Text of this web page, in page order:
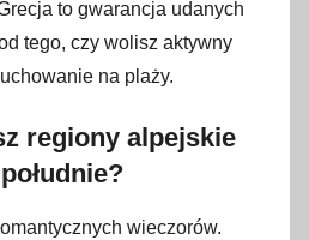
to gwarancja udanych
tego, czy wolisz aktywny
na plaży.
regiony alpejskie
wieczorów.